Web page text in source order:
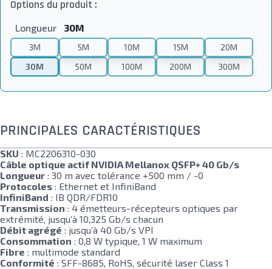
Options du produit :
Longueur 30M
3M 5M 10M 15M
20M
30M
50M 100M 200M 300M
PRINCIPALES CARACTÉRISTIQUES
SKU : MC2206310-030
Câble optique actif NVIDIA Mellanox QSFP+ 40 Gb/s
Longueur : 30 m avec tolérance +500 mm / -0
Protocoles : Ethernet et InfiniBand
InfiniBand : IB QDR/FDR10
Transmission : 4 émetteurs-récepteurs optiques par
extrémité, jusqu’à 10,325 Gb/s chacun
Débit agrégé : jusqu’à 40 Gb/s VPI
Consommation : 0,8 W typique, 1 W maximum
Fibre : multimode standard
Conformité : SFF-8685, RoHS, sécurité laser Class 1